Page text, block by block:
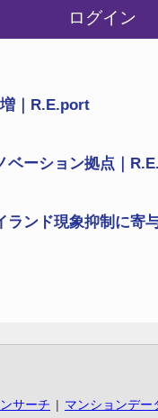
ログイン
増｜R.E.port
ベーション拠点｜
ランド現象抑制に寄
サーチ マンションデー